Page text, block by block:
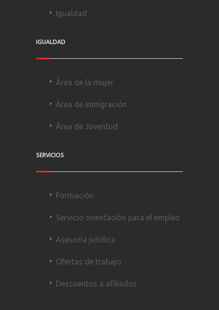
Igualdad
IGUALDAD
Área de la mujer
Área de Inmigración
Área de Juventud
SERVICIOS
Formación
Servicio orientación para el empleo
Asesoría jurídica
Ofertas de trabajo
Descuentos a afiliados